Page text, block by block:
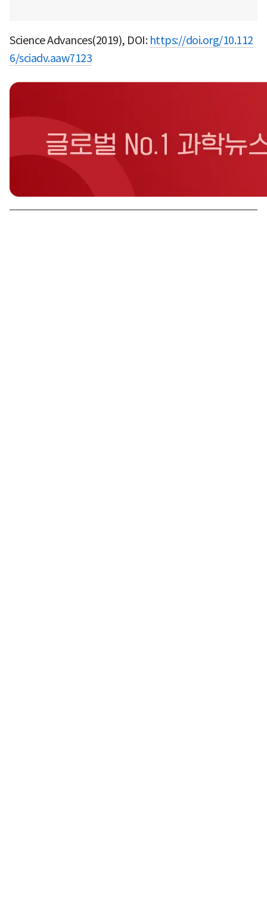
Science Advances(2019), DOI: https://doi.org/10.112
6/sciadv.aaw7123